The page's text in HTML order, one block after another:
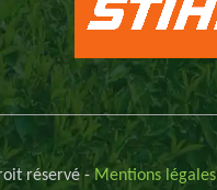
réservé - Mentions légales